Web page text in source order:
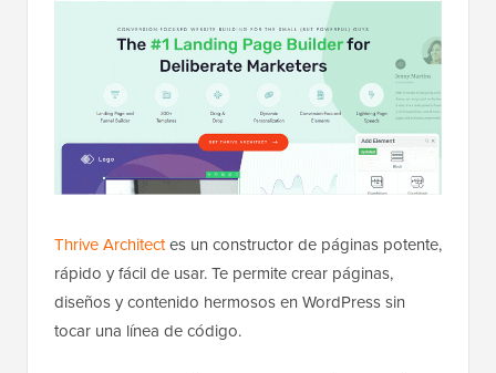
Thrive Architectes un constructor de páginas potente,
rápido y fácil de usar. Te permite crear páginas,
diseños y contenido hermosos en WordPress sin
tocar una línea de código.